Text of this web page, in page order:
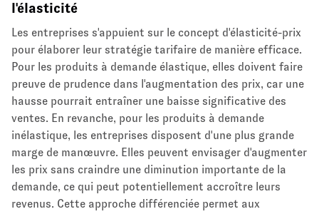
l'élasticité
Les entreprises s'appuient sur le concept d'élasticité-prix
pour élaborer leur stratégie tarifaire de manière efficace.
Pour les produits à demande élastique, elles doivent faire
preuve de prudence dans l'augmentation des prix, car une
hausse pourrait entraîner une baisse significative des
ventes. En revanche, pour les produits à demande
inélastique, les entreprises disposent d'une plus grande
marge de manœuvre. Elles peuvent envisager d'augmenter
les prix sans craindre une diminution importante de la
demande, ce qui peut potentiellement accroître leurs
revenus. Cette approche différenciée permet aux